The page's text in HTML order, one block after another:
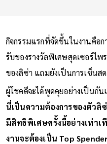
กิจกรรมแรกที่จัดขึ้นในงานคือ
รับของรางวัลพิเศษสุดเซอร์ไ
ของลิซ่า แถมยังเป็นการเซ็น
ผู้โชคดีจะได้พูดคุยอย่างเป็นกั
นี่เป็นความต้องการของตัว
มีสิทธิพิเศษครั้งนี้อย่างเท่าเ
งานจะต้องเป็น Top